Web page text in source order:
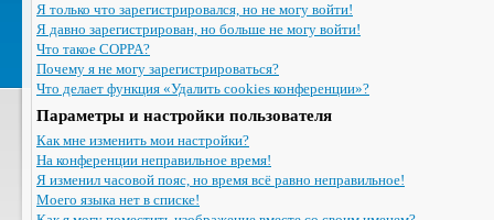
Я только что зарегистрировался, но не могу войти!
Я давно зарегистрирован, но больше не могу войти!
Что такое COPPA?
Почему я не могу зарегистрироваться?
Что делает функция «Удалить cookies конференции»?
Параметры и настройки пользователя
Как мне изменить мои настройки?
На конференции неправильное время!
Я изменил часовой пояс, но время всё равно неправильное!
Моего языка нет в списке!